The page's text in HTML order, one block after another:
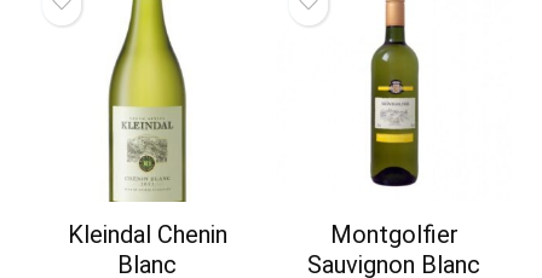
Kleindal Chenin
Blanc
Montgolfier
Sauvignon Blanc